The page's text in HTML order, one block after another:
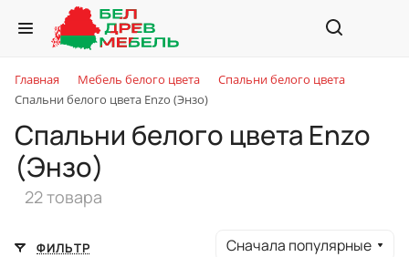
Главная Мебель белого цвета
Спальни белого цвета
Спальни белого цвета Enzo (Энзо)
Спальни белого цвета Enzo
(Энзо)
22 товара
ФИЛЬТР Сначала популярные